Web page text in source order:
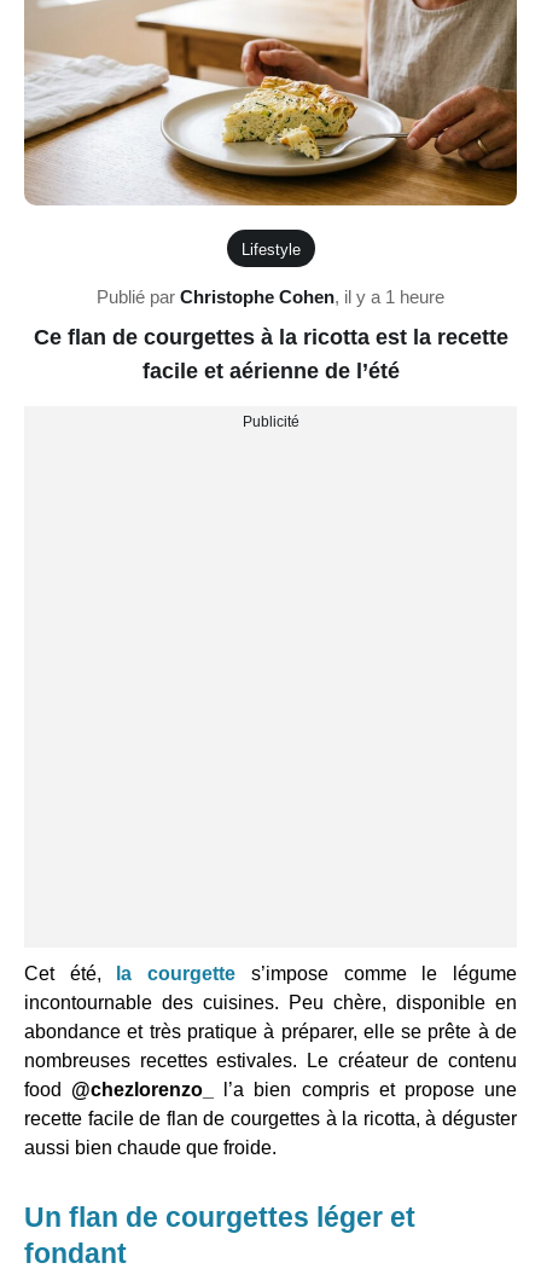
Lifestyle
Publié par Christophe Cohen, il y a 1 heure
Ce flan de courgettes à la ricotta est la recette
facile et aérienne de l’été
Cet été, la courgette s’impose comme le légume
incontournable des cuisines. Peu chère, disponible en
abondance et très pratique à préparer, elle se prête à de
nombreuses recettes estivales. Le créateur de contenu
food @chezlorenzo_
l’a bien compris et propose une
recette facile de flan de courgettes à la ricotta, à déguster
aussi bien chaude que froide.
Un flan de courgettes léger et
fondant